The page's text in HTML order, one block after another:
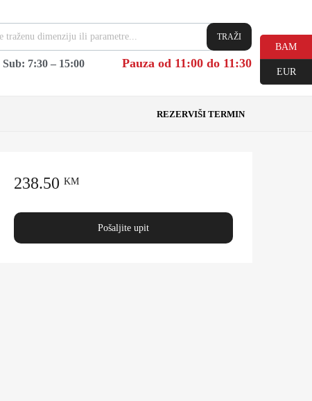
TRAŽI
Sub: 7:30 – 15:00 Pauza od 11:00 do 11:30
REZERVIŠI TERMIN
238.50 KM
Pošaljite upit
BAM
EUR